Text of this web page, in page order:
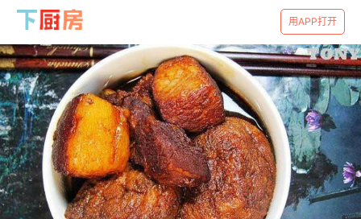
用APP打开